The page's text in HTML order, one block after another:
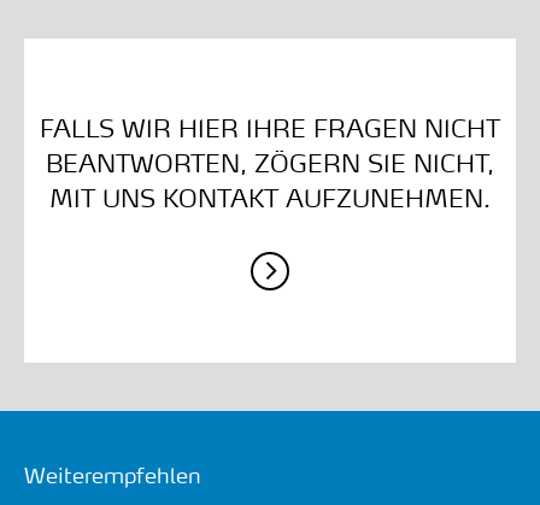
FALLS WIR HIER IHRE FRAGEN NICHT
BEANTWORTEN, ZÖGERN SIE NICHT,
MIT UNS KONTAKT AUFZUNEHMEN.
Weiterempfehlen